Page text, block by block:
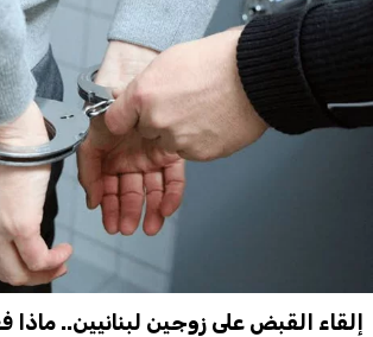
إلقاء القبض على زوجين لبنانيين.. ماذا